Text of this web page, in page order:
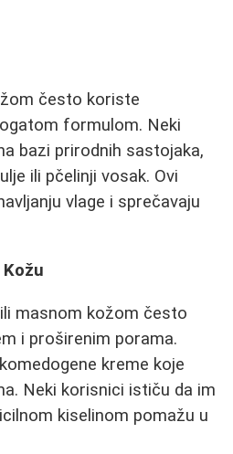
često koriste
formulom. Neki
bazi prirodnih sastojaka,
ili pčelinji vosak. Ovi
vlage i sprečavaju
masnom kožom često
i proširenim porama.
kreme koje
Neki korisnici ističu da im
kiselinom pomažu u